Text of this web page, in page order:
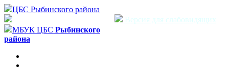
ЦБС Рыбинского района
Версия для слабовидящих
МБУК ЦБС Рыбинского
района